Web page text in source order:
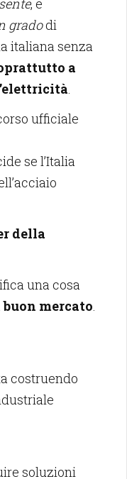
, e
gradodi
italiana senza
a
.
ufficiale
se l’Italia
della
una cosa
buon mercato.
costruendo
soluzioni